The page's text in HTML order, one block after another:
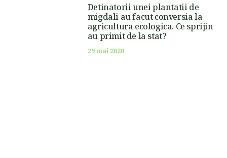
Detinatorii unei plantatii de
migdali au facut conversia la
agricultura ecologica. Ce sprijin
au primit de la stat?
29 mai 2020